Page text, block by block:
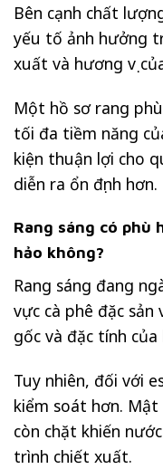
Bên cạnh chất
yếu tố ảnh hưởng
xuất và hương vị
Một hồ sơ rang
tối đa tiềm năng
kiện thuận lợi cho
diễn ra ổn định hơn.
Rang sáng có phù
hảo không?
Rang sáng đang
vực cà phê đặc
gốc và đặc tính của
Tuy nhiên, đối với
kiểm soát hơn.
còn chặt khiến
trình chiết xuất.